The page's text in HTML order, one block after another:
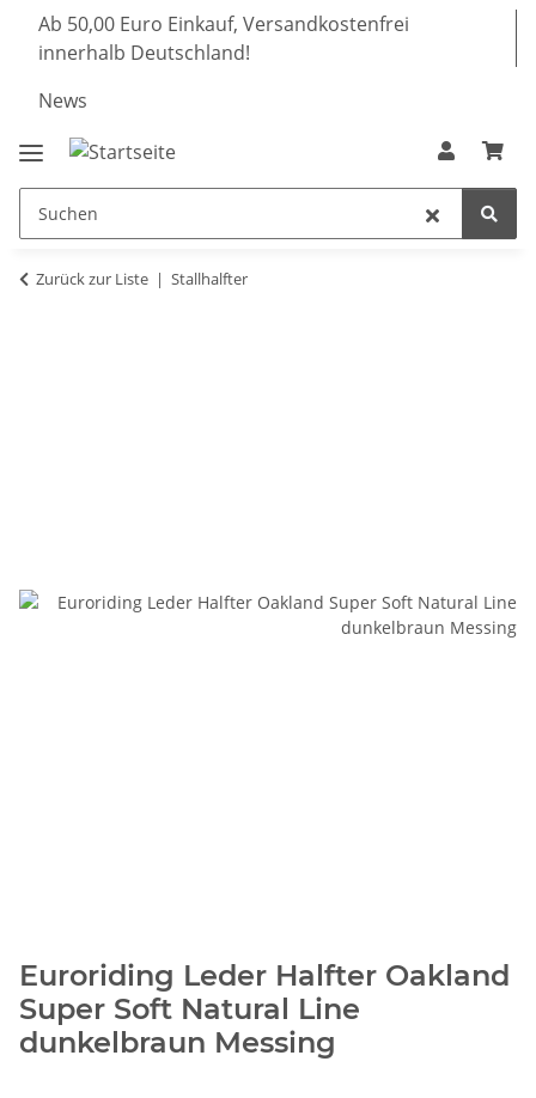
Ab 50,00 Euro Einkauf, Versandkostenfrei
innerhalb Deutschland!
News
Zurück zur Liste Stallhalfter
Euroriding Leder Halfter Oakland
Super Soft Natural Line
dunkelbraun Messing